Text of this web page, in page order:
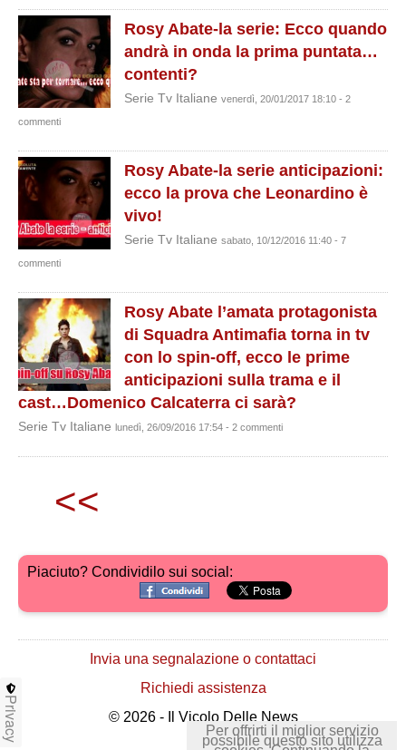
Rosy Abate-la serie: Ecco quando
andrà in onda la prima puntata…
contenti?
Serie Tv Italiane venerdì, 20/01/2017 18:10 - 2
commenti
Rosy Abate-la serie anticipazioni:
ecco la prova che Leonardino è
vivo!
Serie Tv Italiane sabato, 10/12/2016 11:40 - 7
commenti
Rosy Abate l’amata protagonista
di Squadra Antimafia torna in tv
con lo spin-off, ecco le prime
anticipazioni sulla trama e il
cast…Domenico Calcaterra ci sarà?
Serie Tv Italiane lunedì, 26/09/2016 17:54 - 2 commenti
<<
Piaciuto? Condividilo sui social:
Invia una segnalazione o contattaci
Richiedi assistenza
© 2026 - Il Vicolo Delle News
Per offrirti il miglior servizio
possibile questo sito utilizza
Privacy